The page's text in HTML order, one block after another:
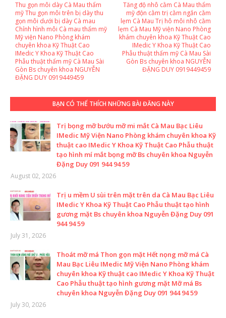
Tăng độ nhô cằm Cà Mau thẩm
mỹ độn cằm trị cằm ngắn cằm
lẹm Cà Mau Trị hô môi nhô cằm
lẹm Cà Mau Mỹ viện Nano Phòng
khám chuyên khoa Kỹ Thuật Cao
IMedic Y Khoa Kỹ Thuật Cao
Phẫu thuật thẩm mỹ Cà Mau Sài
Gòn Bs chuyên khoa NGUYỄN
ĐẶNG DUY 0919449459
Thu gọn môi dày Cà Mau thẩm
mỹ Thu gọn môi trên bị dày thu
gọn môi dưới bị dày Cà mau
Chỉnh hình môi Cà mau thẩm mỹ
Mỹ viện Nano Phòng khám
chuyên khoa Kỹ Thuật Cao
IMedic Y Khoa Kỹ Thuật Cao
Phẫu thuật thẩm mỹ Cà Mau Sài
Gòn Bs chuyên khoa NGUYỄN
ĐẶNG DUY 0919449459
BẠN CÓ THỂ THÍCH NHỮNG BÀI ĐĂNG NÀY
Trị bọng mỡ bướu mỡ mi mắt Cà Mau Bạc Liêu
IMedic Mỹ Viện Nano Phòng khám chuyên khoa Kỹ
thuật cao IMedic Y Khoa Kỹ Thuật Cao Phẫu thuật
tạo hình mí mắt bọng mỡ Bs chuyên khoa Nguyễn
Đặng Duy 091 944 94 59
August 02, 2026
Trị u mềm U sùi trên mặt trên da Cà Mau Bạc Liêu
IMedic Y Khoa Kỹ Thuật Cao Phẫu thuật tạo hình
gương mặt Bs chuyên khoa Nguyễn Đặng Duy 091
944 94 59
July 31, 2026
Thoát mỡ má Thon gọn mặt Hết nọng mỡ má Cà
Mau Bạc Liêu IMedic Mỹ Viện Nano Phòng khám
chuyên khoa Kỹ thuật cao IMedic Y Khoa Kỹ Thuật
Cao Phẫu thuật tạo hình gương mặt Mỡ má Bs
chuyên khoa Nguyễn Đặng Duy 091 944 94 59
July 30, 2026